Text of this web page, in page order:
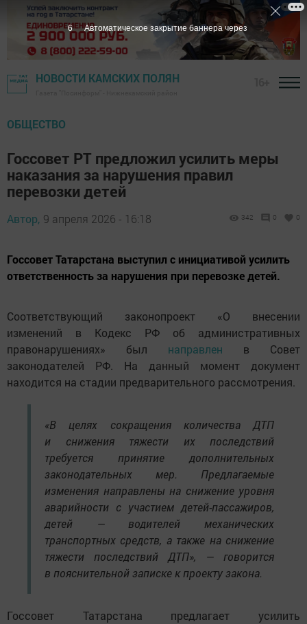
НОВОСТИ КАМСКИХ ПОЛЯН
ОБЩЕСТВО
Госсовет РТ предложил усилить меры
наказания за нарушения правил
перевозки детей
Автор, 9 апреля 2026 - 16:18 342 0 0
Госсовет Татарстана выступил с инициативой усилить
ответственность за нарушения при перевозке детей.
Соответствующий законопроект «О внесении
изменений в Кодекс РФ об административных
правонарушениях» был направлен в Совет
законодателей РФ. На данный момент документ
находится на стадии предварительного рассмотрения.
«В целях сокращения количества ДТП
и снижения тяжести их последствий
требуется принятие дополнительных
законодательных мер. Предлагаемые
изменения направлены на снижение уровня
аварийности с участием детей-пассажиров,
детей — водителей механических
транспортных средств, а также на снижение
тяжести последствий ДТП», — говорится
в пояснительной записке к проекту закона.
Госсовет Татарстана предлагает усилить
5 Автоматическое закрытие баннера через